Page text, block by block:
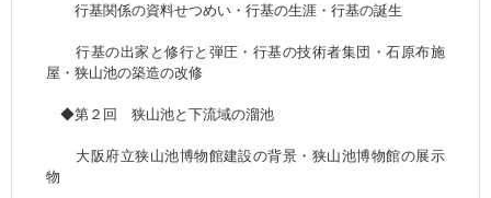
行基関係の資料せつめい・行基の生涯・行基の誕生
行基の出家と修行と弾圧・行基の技術者集団・石原布施
屋・狭山池の築造の改修
◆第２回 狭山池と下流域の溜池
大阪府立狭山池博物館建設の背景・狭山池博物館の展示
物